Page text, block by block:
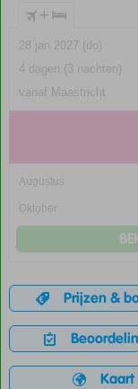
+
28 jan 2027 (do)
4 dagen (3 nachten)
vanaf Maastricht
Augustus
Oktober
Prijzen &
Kaart